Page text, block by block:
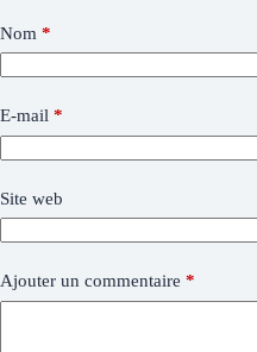
Nom *
E-mail *
Site web
Ajouter un commentaire *